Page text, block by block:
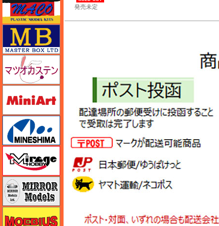
発売未定
ミネシマ
ミラージュホビー
ミラーモデルズ